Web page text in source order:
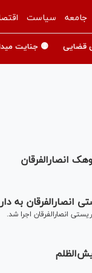
جامعه سیاست
قضایی 🟡 جنایت
انصارالفرقان
به
انصارالفرقان اجرا شد.